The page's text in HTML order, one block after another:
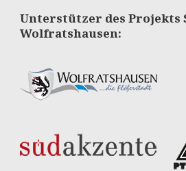
Unterstützer des Projekts
Wolfratshausen: